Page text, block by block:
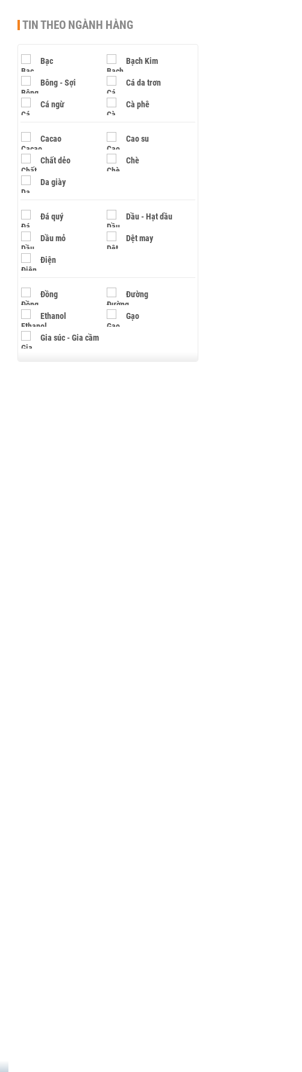
TIN THEO NGÀNH HÀNG
Bạc Bạch Kim
Bông - Sợi Cá da trơn
Cá ngừ Cà phê
Cacao Cao su
Chất dẻo Chè
Da giày
Đá quý Dầu - Hạt dầu
Dầu mỏ Dệt may
Điện
Đồng Đường
Ethanol Gạo
Gia súc - Gia cầm